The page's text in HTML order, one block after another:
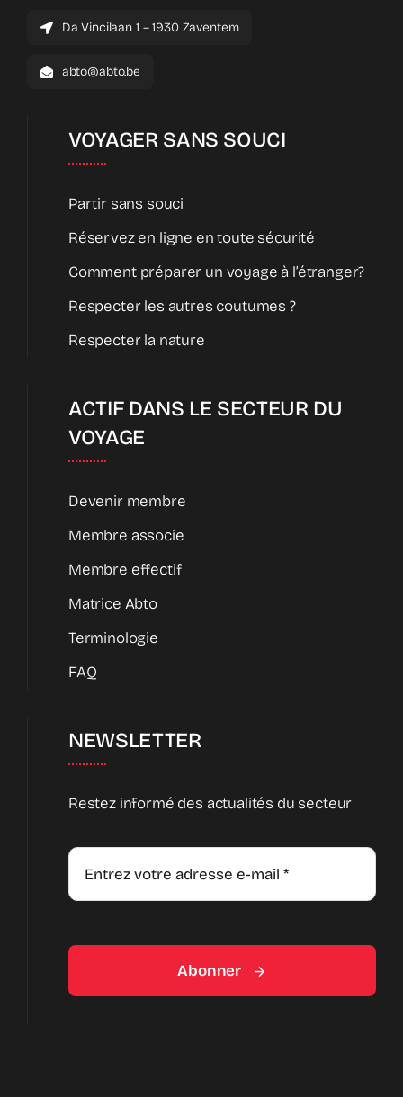
Da Vincilaan 1 – 1930 Zaventem
abto@abto.be
VOYAGER SANS SOUCI
Partir sans souci
Réservez en ligne en toute sécurité
Comment préparer un voyage à l’étranger?
Respecter les autres coutumes ?
Respecter la nature
ACTIF DANS LE SECTEUR DU
VOYAGE
Devenir membre
Membre associe
Membre effectif
Matrice Abto
Terminologie
FAQ
NEWSLETTER
Restez informé des actualités du secteur
Abonner